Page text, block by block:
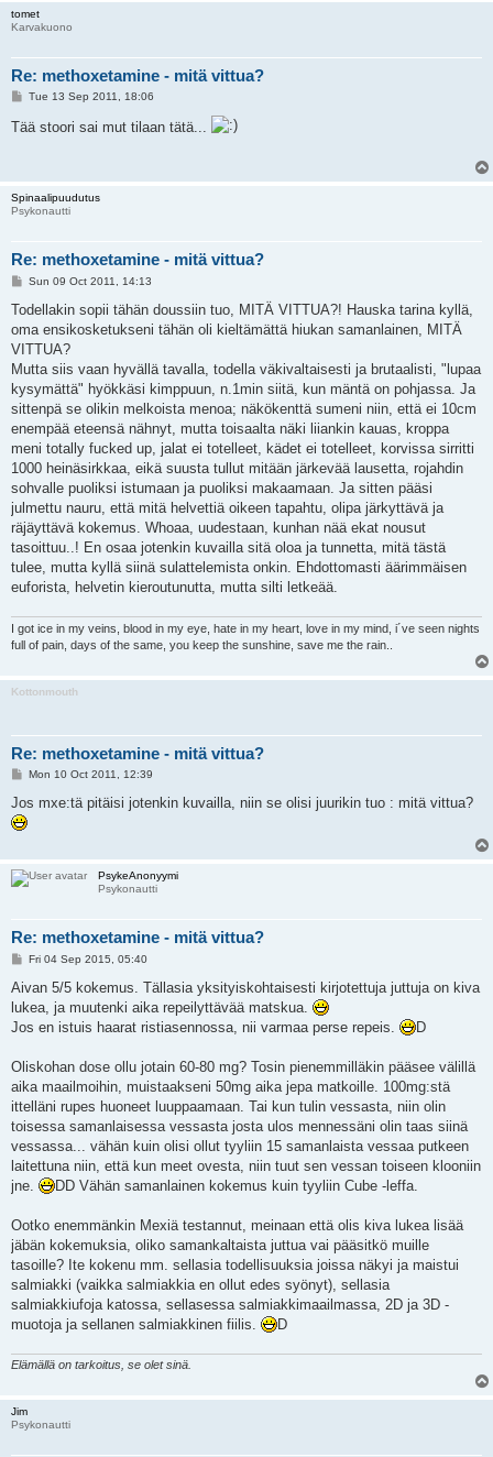
tomet
Karvakuono
Re: methoxetamine - mitä vittua?
P
s
t
Tue 13 Sep 2011, 18:06
Tää stoori sai mut tilaan tätä...
Spinaalipuudutus
Psykonautti
Re: methoxetamine - mitä vittua?
P
s
Sun 09 Oct 2011, 14:13
Todellakin sopii tähän doussiin tuo, MITÄ VITTUA?! Hauska tarina kyllä,
oma ensikosketukseni tähän oli kieltämättä hiukan samanlainen, MITÄ
VITTUA?
Mutta siis vaan hyvällä tavalla, todella väkivaltaisesti ja brutaalisti, "lupaa
kysymättä" hyökkäsi kimppuun, n.1min siitä, kun mäntä on pohjassa. Ja
sittenpä se olikin melkoista menoa; näkökenttä sumeni niin, että ei 10cm
enempää eteensä nähnyt, mutta toisaalta näki liiankin kauas, kroppa
meni totally fucked up, jalat ei totelleet, kädet ei totelleet, korvissa sirritti
1000 heinäsirkkaa, eikä suusta tullut mitään järkevää lausetta, rojahdin
sohvalle puoliksi istumaan ja puoliksi makaamaan. Ja sitten pääsi
julmettu nauru, että mitä helvettiä oikeen tapahtu, olipa järkyttävä ja
räjäyttävä kokemus. Whoaa, uudestaan, kunhan nää ekat nousut
tasoittuu..! En osaa jotenkin kuvailla sitä oloa ja tunnetta, mitä tästä
tulee, mutta kyllä siinä sulattelemista onkin. Ehdottomasti äärimmäisen
euforista, helvetin kieroutunutta, mutta silti letkeää.
I got ice in my veins, blood in my eye, hate in my heart, love in my mind, i´ve seen nights
full of pain, days of the same, you keep the sunshine, save me the rain..
Kottonmouth
Re: methoxetamine - mitä vittua?
P
s
Mon 10 Oct 2011, 12:39
Jos mxe:tä pitäisi jotenkin kuvailla, niin se olisi juurikin tuo : mitä vittua?
PsykeAnonyymi
Psykonautti
Re: methoxetamine - mitä vittua?
P
s
Fri 04 Sep 2015, 05:40
Aivan 5/5 kokemus. Tällasia yksityiskohtaisesti kirjotettuja juttuja on kiva
lukea, ja muutenki aika repeilyttävää matskua.
Jos en istuis haarat ristiasennossa, nii varmaa perse repeis.
D
Oliskohan dose ollu jotain 60-80 mg? Tosin pienemmilläkin pääsee välillä
aika maailmoihin, muistaakseni 50mg aika jepa matkoille. 100mg:stä
ittelläni rupes huoneet luuppaamaan. Tai kun tulin vessasta, niin olin
toisessa samanlaisessa vessasta josta ulos mennessäni olin taas siinä
vessassa... vähän kuin olisi ollut tyyliin 15 samanlaista vessaa putkeen
laitettuna niin, että kun meet ovesta, niin tuut sen vessan toiseen klooniin
jne.
DD Vähän samanlainen kokemus kuin tyyliin Cube -leffa.
Ootko enemmänkin Mexiä testannut, meinaan että olis kiva lukea lisää
jäbän kokemuksia, oliko samankaltaista juttua vai pääsitkö muille
tasoille? Ite kokenu mm. sellasia todellisuuksia joissa näkyi ja maistui
salmiakki (vaikka salmiakkia en ollut edes syönyt), sellasia
salmiakkiufoja katossa, sellasessa salmiakkimaailmassa, 2D ja 3D -
muotoja ja sellanen salmiakkinen fiilis.
D
Elämällä on tarkoitus, se olet sinä.
Jim
Psykonautti